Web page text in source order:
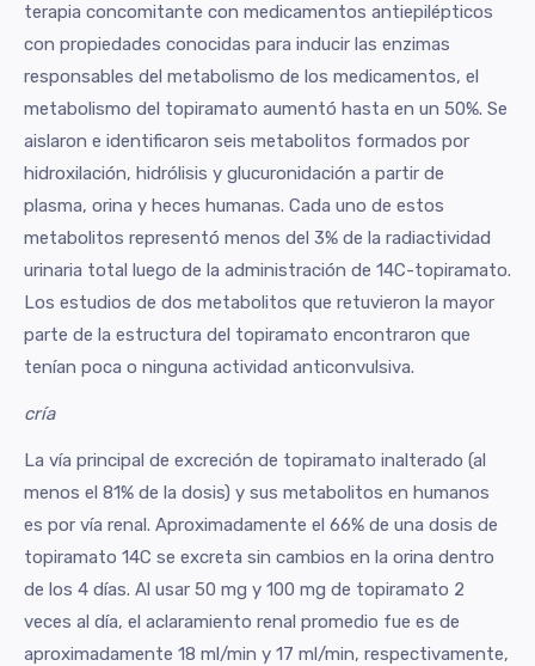
terapia concomitante con medicamentos antiepilépticos
con propiedades conocidas para inducir las enzimas
responsables del metabolismo de los medicamentos, el
metabolismo del topiramato aumentó hasta en un 50%. Se
aislaron e identificaron seis metabolitos formados por
hidroxilación, hidrólisis y glucuronidación a partir de
plasma, orina y heces humanas. Cada uno de estos
metabolitos representó menos del 3% de la radiactividad
urinaria total luego de la administración de 14C-topiramato.
Los estudios de dos metabolitos que retuvieron la mayor
parte de la estructura del topiramato encontraron que
tenían poca o ninguna actividad anticonvulsiva.
cría
La vía principal de excreción de topiramato inalterado (al
menos el 81% de la dosis) y sus metabolitos en humanos
es por vía renal. Aproximadamente el 66% de una dosis de
topiramato 14C se excreta sin cambios en la orina dentro
de los 4 días. Al usar 50 mg y 100 mg de topiramato 2
veces al día, el aclaramiento renal promedio fue es de
aproximadamente 18 ml/min y 17 ml/min, respectivamente,